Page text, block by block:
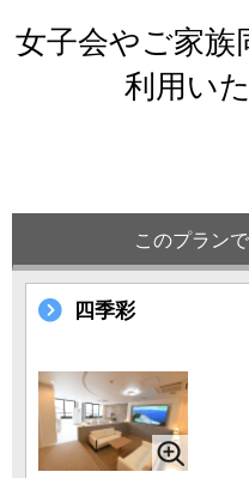
女子会やご家
利用い
このプラン
四季彩